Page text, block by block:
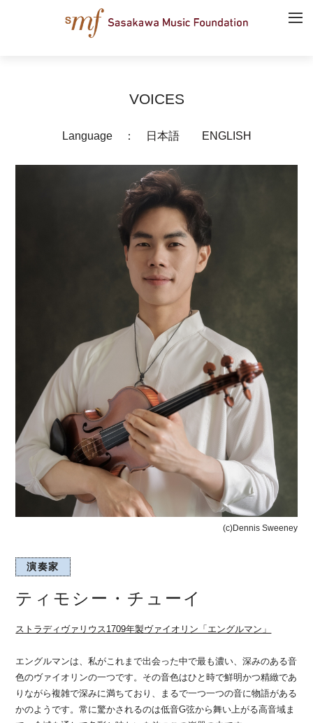
VOICES
Language ： 日本語 ENGLISH
(c)Dennis Sweeney
演奏家
ティモシー・チューイ
ストラディヴァリウス1709年製ヴァイオリン「エングルマン」
エングルマンは、私がこれまで出会った中で最も濃い、深みのある音
色のヴァイオリンの一つです。その音色はひと時で鮮明かつ精緻であ
りながら複雑で深みに満ちており、まるで一つ一つの音に物語がある
かのようです。常に驚かされるのは低音G弦から舞い上がる高音域ま